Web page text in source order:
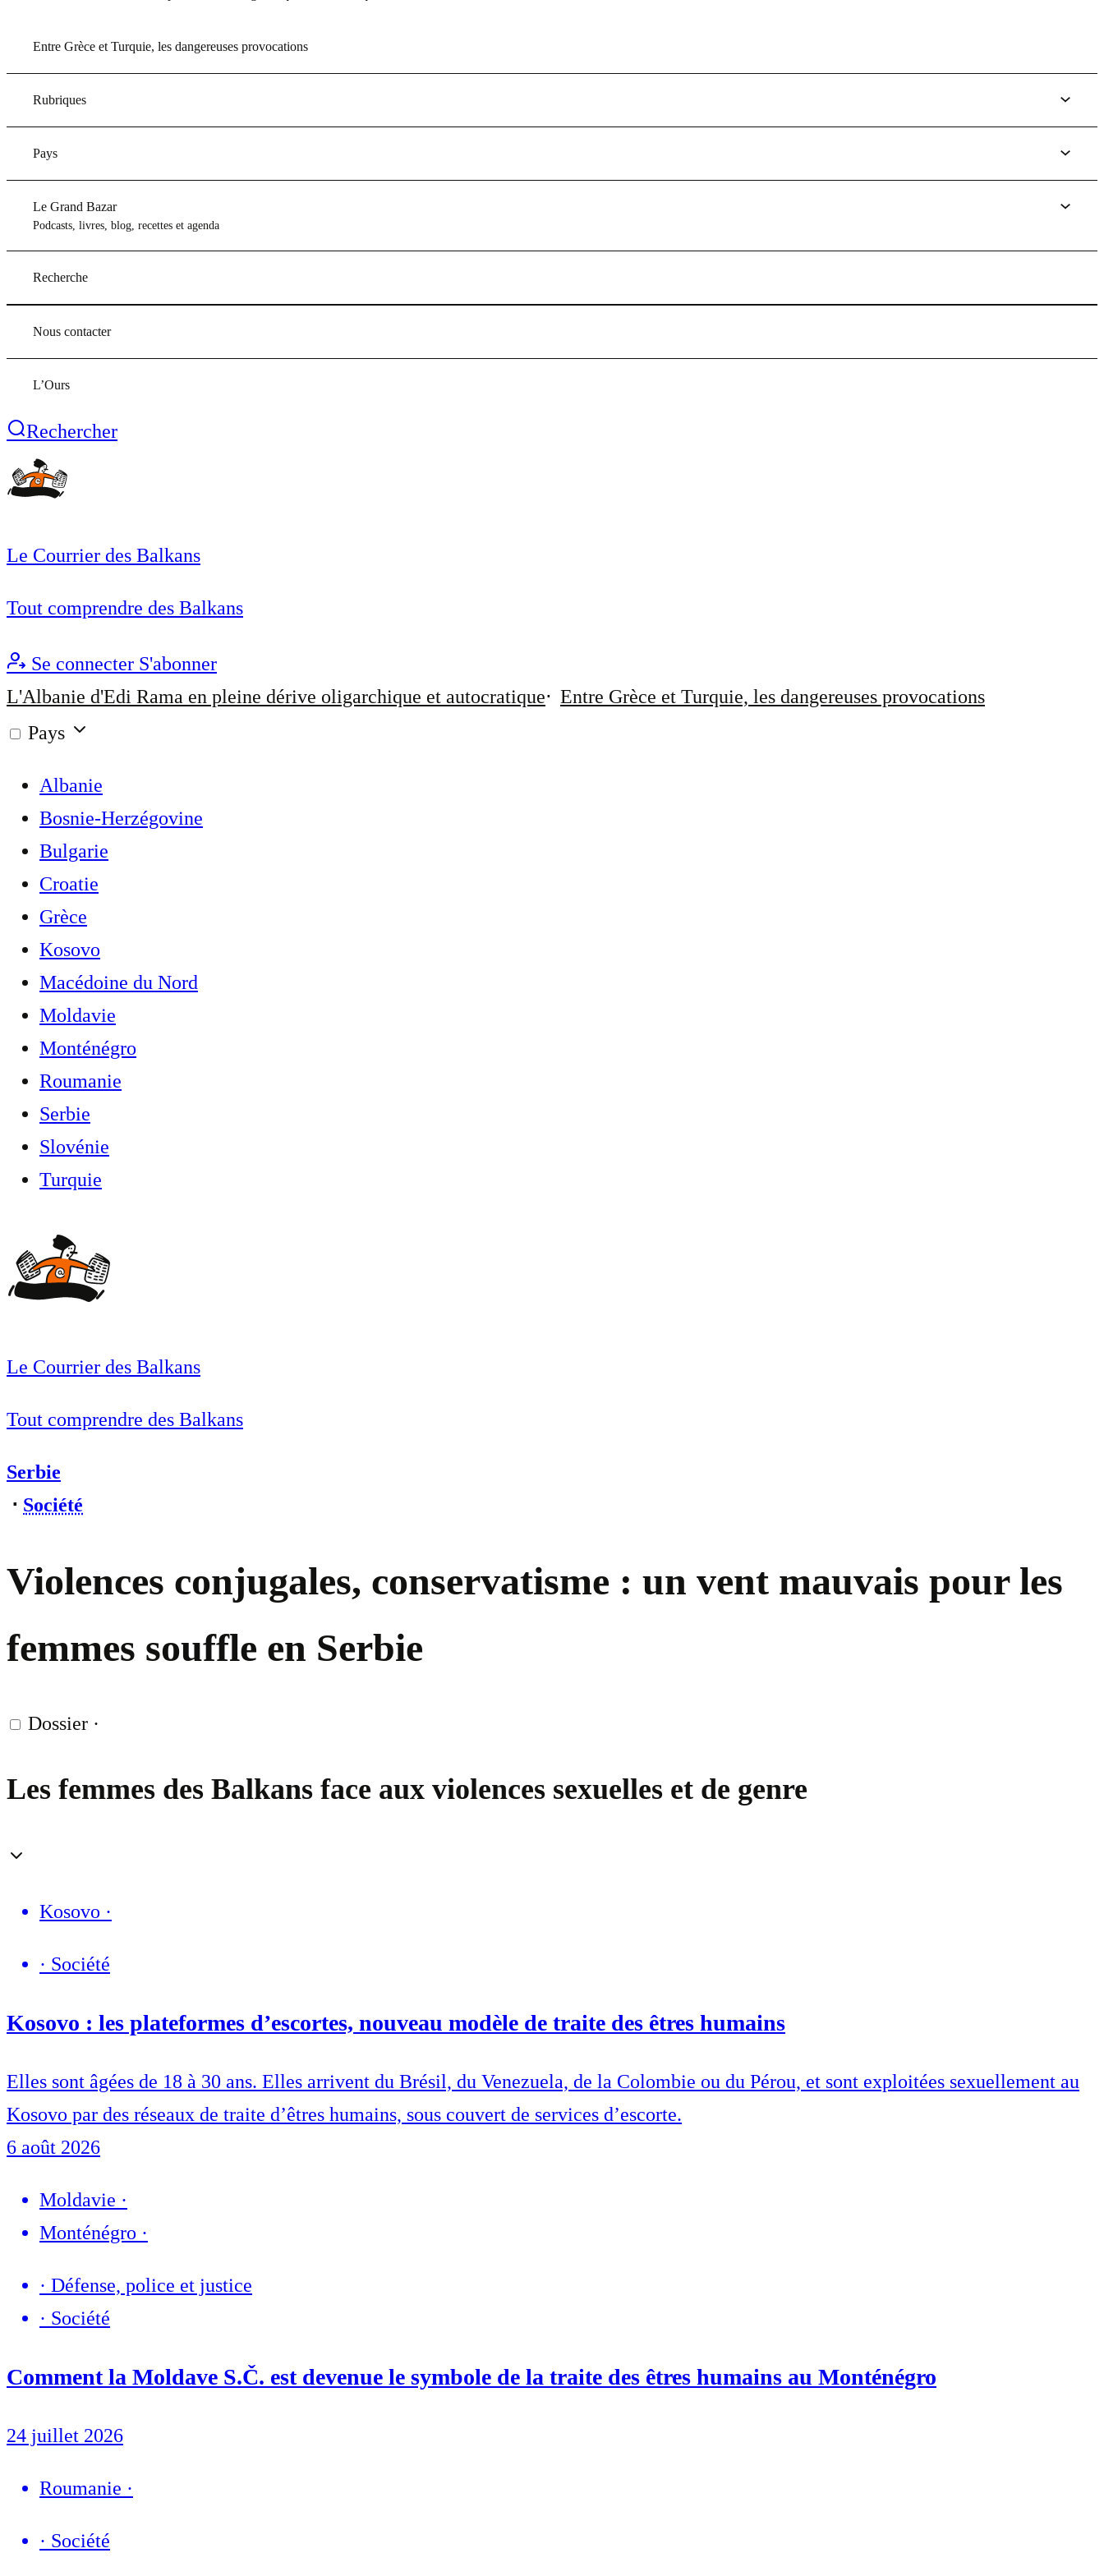
Entre Grèce et Turquie, les dangereuses provocations
Rubriques
Pays
Le Grand Bazar
Podcasts, livres, blog, recettes et agenda
Recherche
Nous contacter
L’Ours
Rechercher
Le Courrier des Balkans
Tout comprendre des Balkans
Se connecter S'abonner
L'Albanie d'Edi Rama en pleine dérive oligarchique et autocratique
Entre Grèce et Turquie, les dangereuses provocations
Pays
Albanie
Bosnie-Herzégovine
Bulgarie
Croatie
Grèce
Kosovo
Macédoine du Nord
Moldavie
Monténégro
Roumanie
Serbie
Slovénie
Turquie
Le Courrier des Balkans
Tout comprendre des Balkans
Serbie
⋅ Société
Violences conjugales, conservatisme : un vent mauvais pour les
femmes souffle en Serbie
Dossier ·
Les femmes des Balkans face aux violences sexuelles et de genre
Kosovo ·
· Société
Kosovo : les plateformes d’escortes, nouveau modèle de traite des êtres humains
Elles sont âgées de 18 à 30 ans. Elles arrivent du Brésil, du Venezuela, de la Colombie ou du Pérou, et sont exploitées sexuellement au
Kosovo par des réseaux de traite d’êtres humains, sous couvert de services d’escorte.
6 août 2026
Moldavie ·
Monténégro ·
· Défense, police et justice
· Société
Comment la Moldave S.Č. est devenue le symbole de la traite des êtres humains au Monténégro
24 juillet 2026
Roumanie ·
· Société